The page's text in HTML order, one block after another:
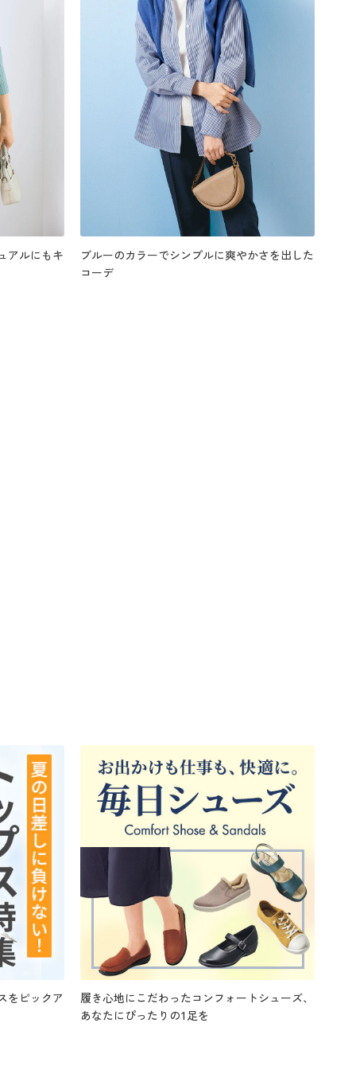
アルにもキ
ブルーのカラーでシンプルに爽やかさを出した
コーデ
をピックア
履き心地にこだわったコンフォートシューズ、
あなたにぴったりの1足を